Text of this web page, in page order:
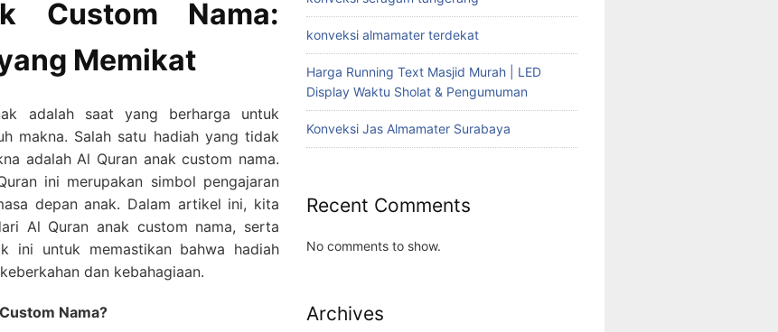
Custom Nama:
Memikat
adalah saat yang berharga untuk
makna. Salah satu hadiah yang tidak
adalah Al Quran anak custom nama.
ini merupakan simbol pengajaran
depan anak. Dalam artikel ini, kita
Al Quran anak custom nama, serta
ini untuk memastikan bahwa hadiah
dan kebahagiaan.
Nama?
konveksi almamater terdekat
Harga Running Text Masjid Murah | LED
Display Waktu Sholat & Pengumuman
Konveksi Jas Almamater Surabaya
Recent Comments
No comments to show.
Archives